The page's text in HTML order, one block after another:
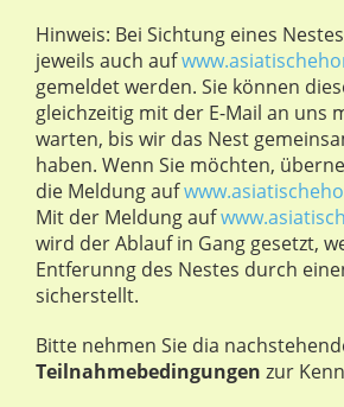
Hinweis: Bei Sichtung eines
jeweils auch auf
gemeldet werden. Sie können
gleichzeitig mit der E-Mail an uns
warten, bis wir das Nest
haben. Wenn Sie möchten,
die Meldung auf
Mit der Meldung auf
wird der Ablauf in Gang gesetzt,
Entferunng des Nestes durch
sicherstellt.
Bitte nehmen Sie dia
Teilnahmebedingungen zur